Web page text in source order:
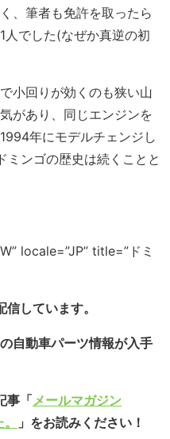
、筆者も免許を取ったら
人でした(なぜか真逆の初
小回りが効くのも狭い山
があり、同じエンジンを
年にモデルチェンジし
ミンゴの歴史は続くことと
locale=”JP” title=”ドミ
しています。
自動車パーツ情報が入手
事「メールマガジン
」をお読みください！